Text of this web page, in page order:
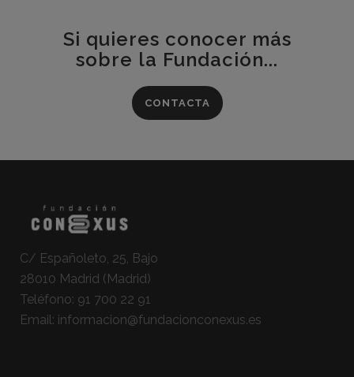
Si quieres conocer más
sobre la Fundación...
CONTACTA
C/ Españoleto, 25, Bajo
28010 Madrid (Madrid)
Teléfono: 91 700 22 91
Email: informacion@fundacionconexus.es